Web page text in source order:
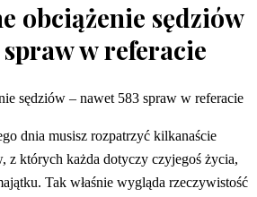
obciążenie sędziów
w referacie
dnia musisz rozpatrzyć kilkanaście
z których każda dotyczy czyjegoś życia,
Tak właśnie wygląda rzeczywistość